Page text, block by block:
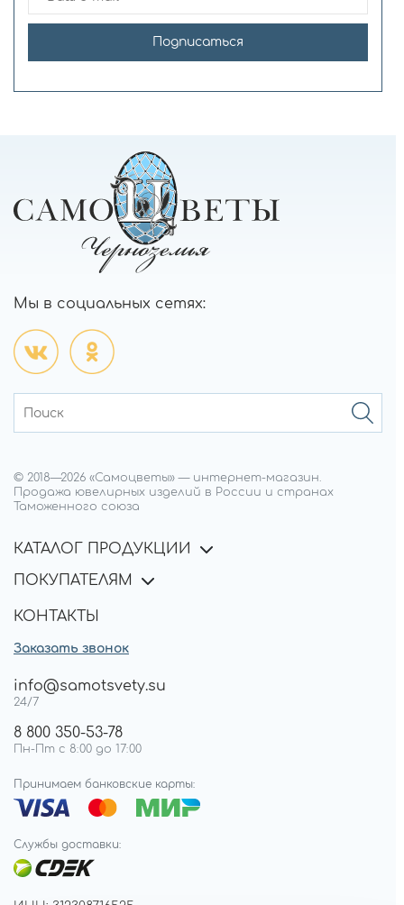
Подписаться
Мы в социальных сетях:
© 2018—2026 «Самоцветы» — интернет-магазин.
Продажа ювелирных изделий в России и странах
Таможенного союза
КАТАЛОГ ПРОДУКЦИИ
ПОКУПАТЕЛЯМ
КОНТАКТЫ
Заказать звонок
info@samotsvety.su
24/7
8 800 350-53-78
Пн-Пт с 8:00 до 17:00
Принимаем банковские карты:
Службы доставки: